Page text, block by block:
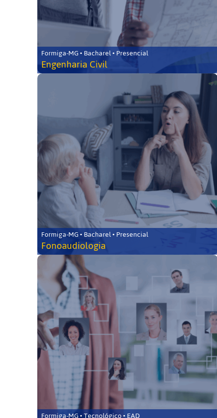
Formiga-MG • Bacharel • Presencial
Engenharia Civil
Formiga-MG • Bacharel • Presencial
Fonoaudiologia